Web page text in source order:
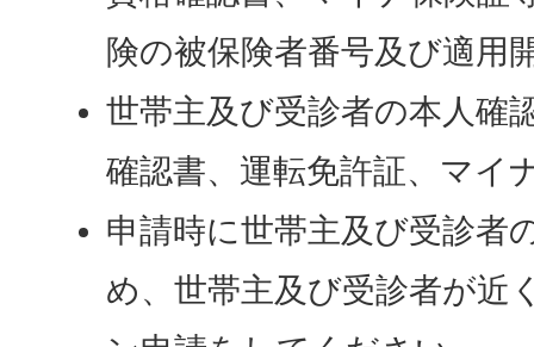
険の被保険者番号及び適用
世帯主及び受診者の本人確
確認書、運転免許証、マイ
申請時に世帯主及び受診者
め、世帯主及び受診者が近